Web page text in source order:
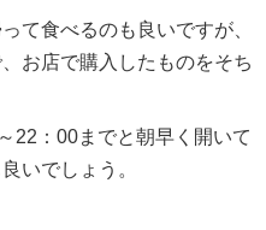
て食べるのも良いですが、
お店で購入したものをそち
22：00までと朝早く開いて
いでしょう。